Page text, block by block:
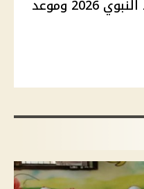
موقف ترحيل إجازة المولد النبوي 2026 وموعد